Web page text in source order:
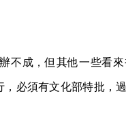
不成，但其他一些看
必須有文化部特批，